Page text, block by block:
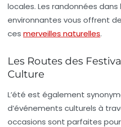
locales. Les randonnées
environnantes vous offrent
ces merveilles naturelles.
Les Routes des
Culture
L’été est également
d’événements culturels à
occasions sont parfaites